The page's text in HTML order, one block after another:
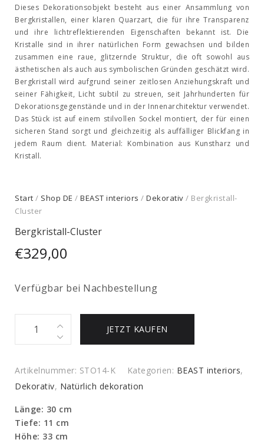
Dieses Dekorationsobjekt besteht aus einer Ansammlung von
Bergkristallen, einer klaren Quarzart, die für ihre Transparenz
und ihre lichtreflektierenden Eigenschaften bekannt ist. Die
Kristalle sind in ihrer natürlichen Form gewachsen und bilden
zusammen eine raue, glitzernde Struktur, die oft sowohl aus
ästhetischen als auch aus symbolischen Gründen geschätzt wird.
Bergkristall wird aufgrund seiner zeitlosen Anziehungskraft und
seiner Fähigkeit, Licht subtil zu streuen, seit Jahrhunderten für
Dekorationsgegenstände und in der Innenarchitektur verwendet.
Das Stück ist auf einem stilvollen Sockel montiert, der für einen
sicheren Stand sorgt und gleichzeitig als auffälliger Blickfang in
jedem Raum dient. Material: Kombination aus Kunstharz und
Kristall.
Start / Shop DE / BEAST interiors / Dekorativ / Bergkristall-
Cluster
Bergkristall-Cluster
€329,00
Verfügbar bei Nachbestellung
Bergkristall-
JETZT KAUFEN
Artikelnummer: STO14-K Kategorien: BEAST interiors,
Dekorativ, Natürlich dekoration
Länge: 30 cm
Tiefe: 11 cm
Höhe: 33 cm